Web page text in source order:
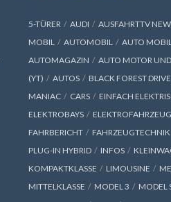
5-TÜRER AUDI AUSFAHRTTV
MOBIL
AUTOMOBIL
AUTO
AUTOMAGAZIN
AUTO MOTOR
(YT)
AUTOS BLACK FOREST DRIVE
MANIAC
CARS EINFACH
ELEKTROBAYS
ELEKTROFAHRZEUG
FAHRBERICHT
FAHRZEUGTECHNIK
PLUG-IN HYBRID
INFOS
KOMPAKTKLASSE
LIMOUSINE
MITTELKLASSE
MODEL 3 MODEL